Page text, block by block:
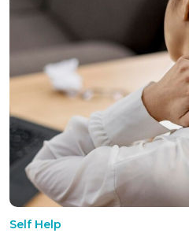
Self Help